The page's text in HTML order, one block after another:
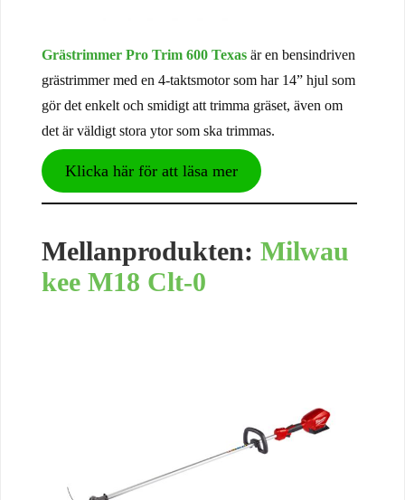
Grästrimmer Pro Trim 600 Texas är en bensindriven
grästrimmer med en 4-taktsmotor som har 14” hjul som
gör det enkelt och smidigt att trimma gräset, även om
det är väldigt stora ytor som ska trimmas.
Klicka här för att läsa mer
Mellanprodukten: Milwau
kee M18 Clt-0